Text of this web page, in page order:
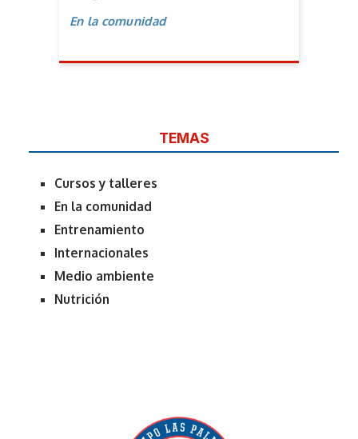
En la comunidad
TEMAS
Cursos y talleres
En la comunidad
Entrenamiento
Internacionales
Medio ambiente
Nutrición